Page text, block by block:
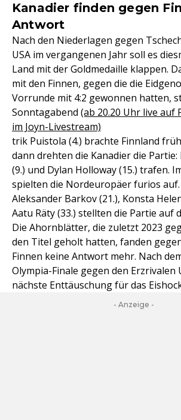
Kanadier finden gegen
Antwort
Nach den Niederlagen gegen
USA im vergangenen Jahr soll es
Land mit der Goldmedaille klappen.
mit den Finnen, gegen die die
Vorrunde mit 4:2 gewonnen hatten,
Sonntagabend (ab 20.20 Uhr live auf
im Joyn-Livestream)
trik Puistola (4.) brachte Finnland
dann drehten die Kanadier die
(9.) und Dylan Holloway (15.) trafen.
spielten die Nordeuropäer furios
Aleksander Barkov (21.), Konsta
Aatu Räty (33.) stellten die Partie auf
Die Ahornblätter, die zuletzt 2023
den Titel geholt hatten, fanden
Finnen keine Antwort mehr. Nach
Olympia-Finale gegen den Erzrivalen
nächste Enttäuschung für das
- Anzeige -